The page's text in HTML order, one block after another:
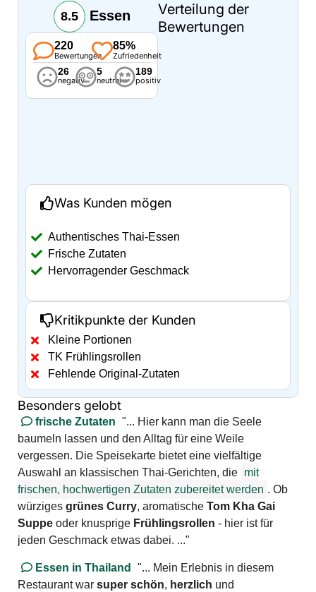
8.5 Essen
220
Bewertungen
85%
Zufriedenheit
26
negativ
5
neutral
189
positiv
Verteilung der
Bewertungen
Was Kunden mögen
Authentisches Thai-Essen
Frische Zutaten
Hervorragender Geschmack
Kritikpunkte der Kunden
Kleine Portionen
TK Frühlingsrollen
Fehlende Original-Zutaten
Besonders gelobt
frische Zutaten "... Hier kann man die Seele
baumeln lassen und den Alltag für eine Weile
vergessen. Die Speisekarte bietet eine vielfältige
Auswahl an klassischen Thai-Gerichten, die mit
frischen, hochwertigen Zutaten zubereitet werden . Ob
würziges grünes Curry, aromatische Tom Kha Gai
Suppe oder knusprige Frühlingsrollen - hier ist für
jeden Geschmack etwas dabei. ..."
Essen in Thailand
"... Mein Erlebnis in diesem
Restaurant war super schön, herzlich und